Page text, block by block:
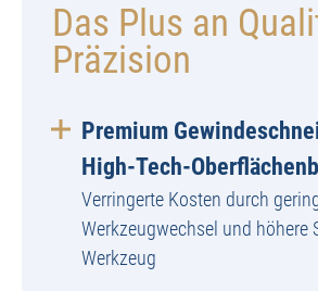
Das Plus an
Präzision
Premium
High-Tech-
Verringerte Kosten durch
Werkzeugwechsel und höhere
Werkzeug